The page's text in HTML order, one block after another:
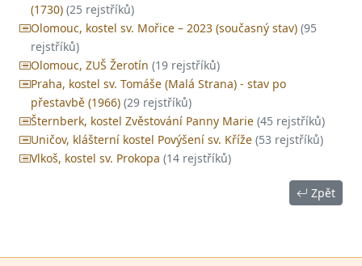
(1730) (25 rejstříků)
Olomouc, kostel sv. Mořice – 2023 (současný stav) (95
rejstříků)
Olomouc, ZUŠ Žerotín (19 rejstříků)
Praha, kostel sv. Tomáše (Malá Strana) - stav po
přestavbě (1966) (29 rejstříků)
Šternberk, kostel Zvěstování Panny Marie (45 rejstříků)
Uničov, klášterní kostel Povýšení sv. Kříže (53 rejstříků)
Vlkoš, kostel sv. Prokopa (14 rejstříků)
Zpět